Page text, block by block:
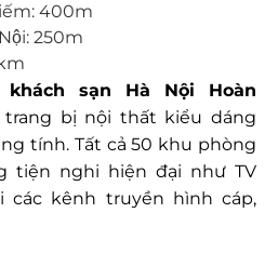
400m
250m
khách sạn Hà Nội Hoàn
trang bị nội thất kiểu dáng
tính. Tất cả 50 khu phòng
tiện nghi hiện đại như TV
các kênh truyền hình cáp,